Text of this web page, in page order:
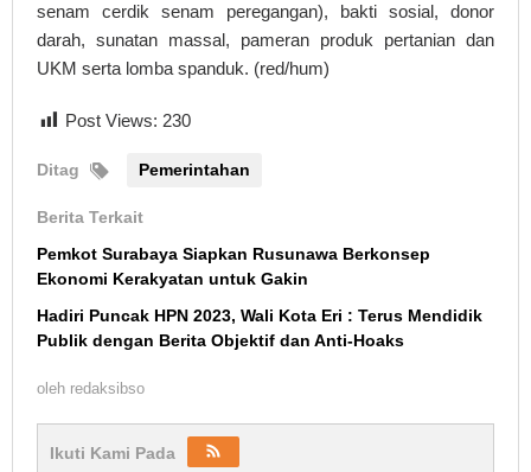
senam cerdik senam peregangan), bakti sosial, donor
darah, sunatan massal, pameran produk pertanian dan
UKM serta lomba spanduk. (red/hum)
Post Views: 230
Ditag Pemerintahan
Berita Terkait
Pemkot Surabaya Siapkan Rusunawa Berkonsep
Ekonomi Kerakyatan untuk Gakin
Hadiri Puncak HPN 2023, Wali Kota Eri : Terus Mendidik
Publik dengan Berita Objektif dan Anti-Hoaks
oleh redaksibso
Ikuti Kami Pada